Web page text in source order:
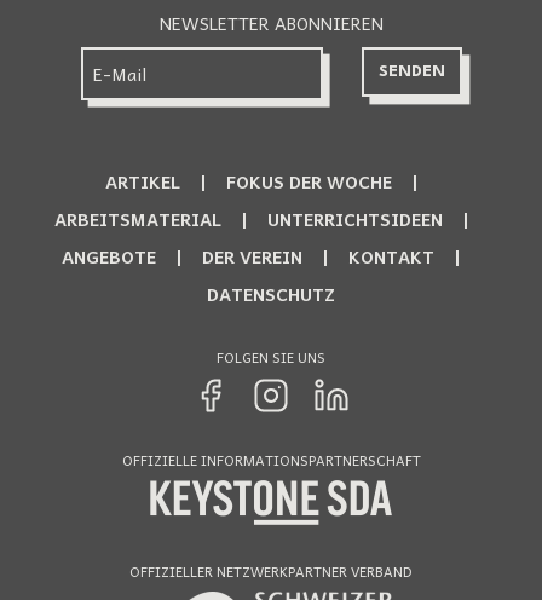
NEWSLETTER ABONNIEREN
ARTIKEL
FOKUS DER WOCHE
ARBEITSMATERIAL
UNTERRICHTSIDEEN
ANGEBOTE
DER VEREIN
KONTAKT
DATENSCHUTZ
FOLGEN SIE UNS
OFFIZIELLE INFORMATIONSPARTNERSCHAFT
OFFIZIELLER NETZWERKPARTNER VERBAND